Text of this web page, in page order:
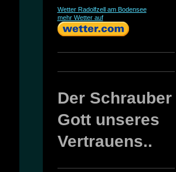
Wetter Radolfzell am Bodensee
mehr Wetter auf
Der Schrauber
Gott unseres
Vertrauens..